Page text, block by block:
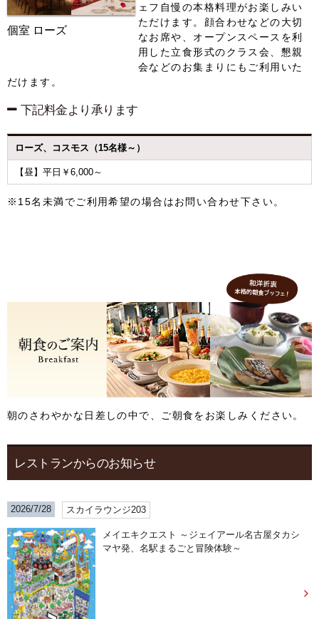
個室 ローズ
ェフ自慢の本格料理がお楽しみい
ただけます。顔合わせなどの大切
なお席や、オープンスペースを利
用した立食形式のクラス会、懇親
会などのお集まりにもご利用いた
だけます。
下記料金より承ります
ローズ、 コスモス （15名様～）
【昼】平日￥6,000～
※15名未満でご利用希望の場合はお問い合わせ下さい。
朝のさわやかな日差しの中で、ご朝食をお楽しみください。
レストランからのお知らせ
2026/7/28 スカイラウンジ203
メイエキクエスト ～ジェイアール名古屋タカシ
マヤ発、名駅まるごと冒険体験～